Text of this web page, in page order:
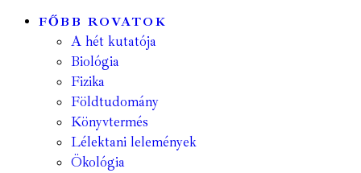
FŐBB ROVATOK
A hét kutatója
Biológia
Fizika
Földtudomány
Könyvtermés
Lélektani lelemények
Ökológia